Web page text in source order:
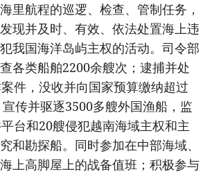
里航程的巡逻、检查、管制任务，
现并及时、有效、依法处置海上违
我国海洋岛屿主权的活动。司令部
各类船舶2200余艘次；逮捕并处
件，没收并向国家预算缴纳超过
传并驱逐3500多艘外国渔船，监
台和20艘侵犯越南海域主权和主
和勘探船。同时参加在中部海域、
上高脚屋上的战备值班；积极参与